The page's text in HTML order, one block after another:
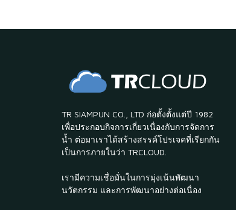
TR SIAMPUN CO., LTD ก่อตั้งตั้งแต่ปี 1982
เพื่อประกอบกิจการเกี่ยวเนื่องกับการจัดการ
น้ำ ต่อมาเราได้สร้างสรรค์โปรเจคที่เรียกกัน
เป็นการภายในว่า TRCLOUD.
เรามีความเชื่อมั่นในการมุ่งเน้นพัฒนา
นวัตกรรม และการพัฒนาอย่างต่อเนื่อง